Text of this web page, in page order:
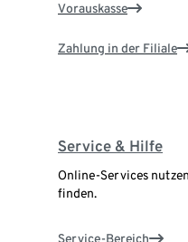
Vorauskasse
Zahlung in der Filiale
Service & Hilfe
Online-Services
finden.
Service-Bereich